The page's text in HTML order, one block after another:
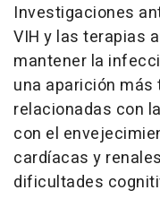
Investigaciones
VIH y las terapias
mantener la
una aparición
relacionadas con
con el
cardíacas y
dificultades